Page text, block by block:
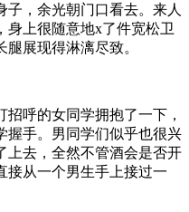
子，余光朝门口看去。来人
身上很随意地x了件宽松卫
展现得淋漓尽致。
呼的女同学拥抱了一下，
握手。男同学们似乎也很兴
上去，全然不管酒会是否开
接从一个男生手上接过一